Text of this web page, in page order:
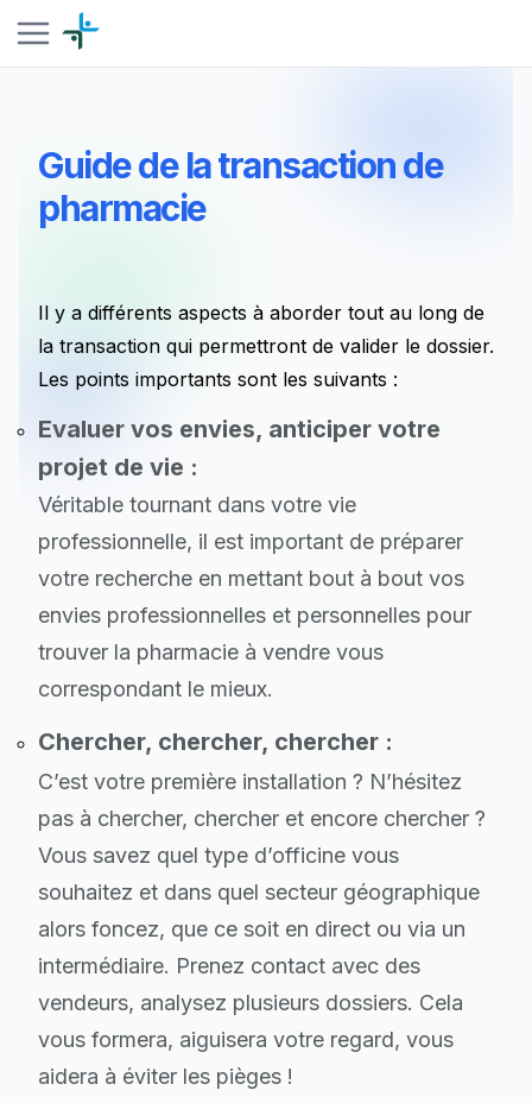
Guide de la transaction de
pharmacie
Il y a différents aspects à aborder tout au long de
la transaction qui permettront de valider le dossier.
Les points importants sont les suivants :
Evaluer vos envies, anticiper votre
projet de vie :
Véritable tournant dans votre vie
professionnelle, il est important de préparer
votre recherche en mettant bout à bout vos
envies professionnelles et personnelles pour
trouver la pharmacie à vendre vous
correspondant le mieux.
Chercher, chercher, chercher :
C’est votre première installation ? N’hésitez
pas à chercher, chercher et encore chercher ?
Vous savez quel type d’officine vous
souhaitez et dans quel secteur géographique
alors foncez, que ce soit en direct ou via un
intermédiaire. Prenez contact avec des
vendeurs, analysez plusieurs dossiers. Cela
vous formera, aiguisera votre regard, vous
aidera à éviter les pièges !